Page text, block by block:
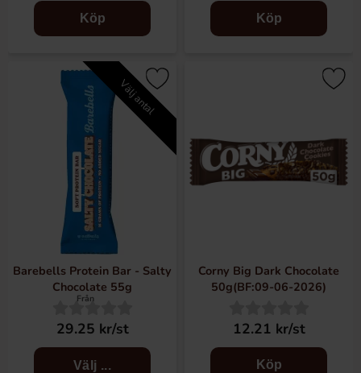
Köp Köp
Välj antal
Barebells Protein Bar - Salty
Chocolate 55g
Från
29.25 kr/st
Välj ...
Corny Big Dark Chocolate
50g(BF:09-06-2026)
12.21 kr/st
Köp